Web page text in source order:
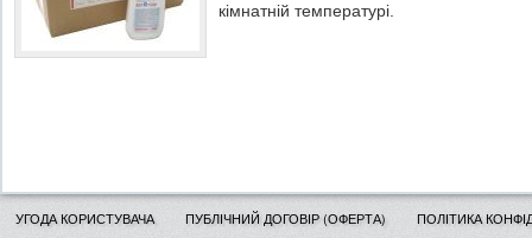
кімнатній температурі.
УГОДА КОРИСТУВАЧА ПУБЛІЧНИЙ ДОГОВІР (ОФЕРТА) ПОЛІТИКА